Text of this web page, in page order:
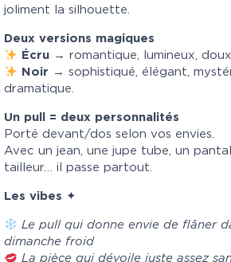
joliment la silhouette.
Deux versions magiques
Écru → romantique, lumineux,
Noir → sophistiqué, élégant,
dramatique.
Un pull = deux personnalités
Porté devant/dos selon vos envies.
Avec un jean, une jupe tube, un
tailleur… il passe partout.
Les vibes ✦
Le pull qui donne envie de flâner
dimanche froid
La pièce qui dévoile juste assez